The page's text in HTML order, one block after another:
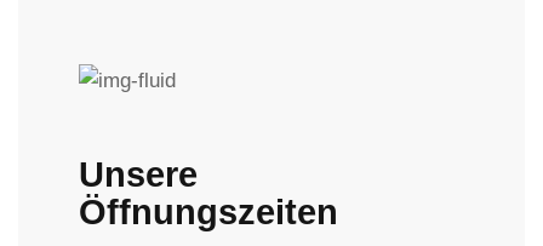
Unsere
Öffnungszeiten